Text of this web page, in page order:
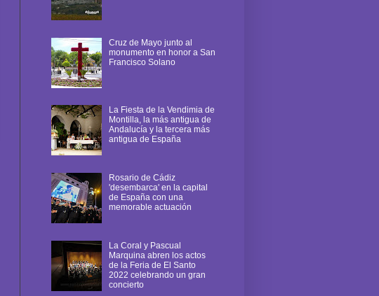
Cruz de Mayo junto al
monumento en honor a San
Francisco Solano
La Fiesta de la Vendimia de
Montilla, la más antigua de
Andalucía y la tercera más
antigua de España
Rosario de Cádiz
'desembarca' en la capital
de España con una
memorable actuación
La Coral y Pascual
Marquina abren los actos
de la Feria de El Santo
2022 celebrando un gran
concierto